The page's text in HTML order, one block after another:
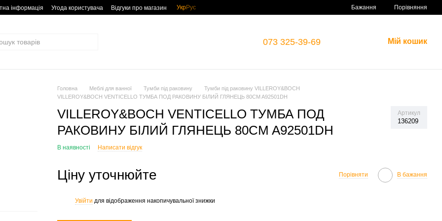
інформація Угода користувача Відгуки про магазин УкрРус Бажання Порівняння
073 325-39-69 Мій кошик
Головна Меблі для ванної Тумби під раковину
Тумби під раковину VILLEROY&BOCH
VILLEROY&BOCH VENTICELLO ТУМБА ПОД РАКОВИНУ БІЛИЙ ГЛЯНЕЦЬ 80CM A92501DH
VILLEROY&BOCH VENTICELLO ТУМБА ПОД
РАКОВИНУ БІЛИЙ ГЛЯНЕЦЬ 80CM A92501DH
Артикул
136209
В наявності Написати відгук
Ціну уточнюйте Порівняти В бажання
Увійти для відображення накопичувальної знижки